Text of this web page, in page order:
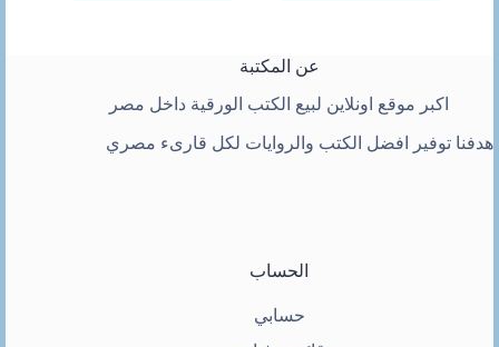
عن المكتبة
اكبر موقع اونلاين لبيع الكتب الورقية داخل مصر
هدفنا توفير افضل الكتب والروايات لكل قارىء مصري
الحساب
حسابي